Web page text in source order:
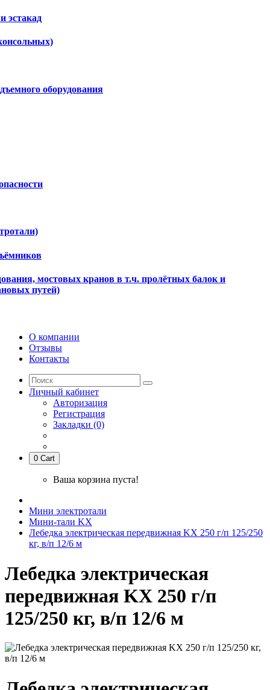
эстакад
оборудования
мостовых кранов в т.ч. пролётных балок и
путей)
О компании
Отзывы
Контакты
Личный кабинет
Авторизация
Регистрация
Закладки (0)
0 Cart
Ваша корзина пуста!
Мини электротали
Мини-тали KX
Лебедка электрическая передвижная KX 250 г/п 125/250
кг, в/п 12/6 м
Лебедка электрическая
передвижная KX 250 г/п
125/250 кг, в/п 12/6 м